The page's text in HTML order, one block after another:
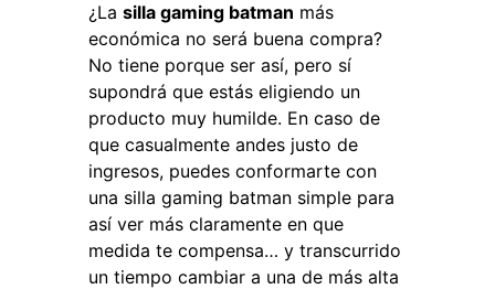
¿La silla gaming batman más
económica no será buena compra?
No tiene porque ser así, pero sí
supondrá que estás eligiendo un
producto muy humilde. En caso de
que casualmente andes justo de
ingresos, puedes conformarte con
una silla gaming batman simple para
así ver más claramente en que
medida te compensa… y transcurrido
un tiempo cambiar a una de más alta